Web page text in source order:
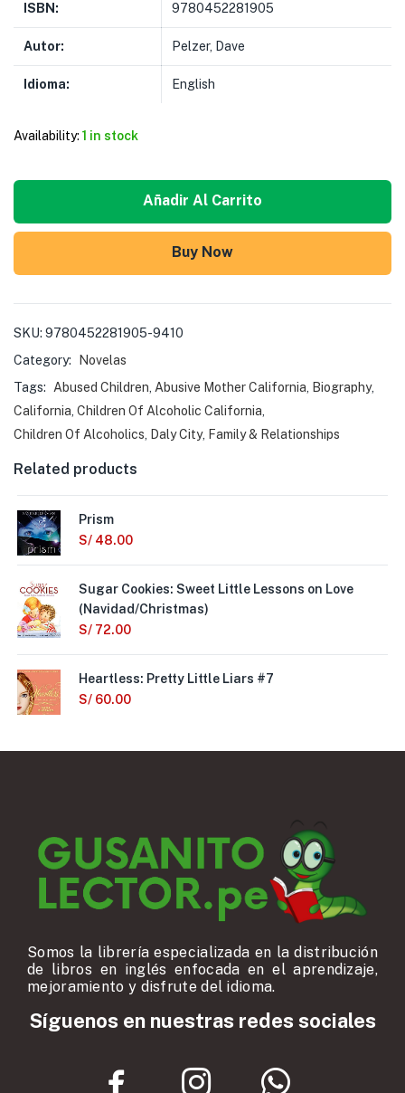
ISBN: 9780452281905
Autor: Pelzer, Dave
Idioma: English
Availability: 1 in stock
Añadir Al Carrito
Buy Now
SKU: 9780452281905-9410
Category:
Novelas
Tags:
Abused Children Abusive Mother California Biography,
California Children Of Alcoholic California
Children Of Alcoholics
Daly City, Family & Relationships
Related products
Prism
S/ 48.00
Sugar Cookies: Sweet Little Lessons on Love
(Navidad/Christmas)
S/ 72.00
Heartless: Pretty Little Liars #7
S/ 60.00
Somos la librería especializada en la distribución
de libros en inglés enfocada en el aprendizaje,
mejoramiento y disfrute del idioma.
Síguenos en nuestras redes sociales